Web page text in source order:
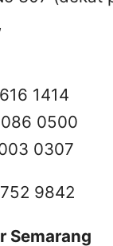
1414
0500
0307
9842
Semarang